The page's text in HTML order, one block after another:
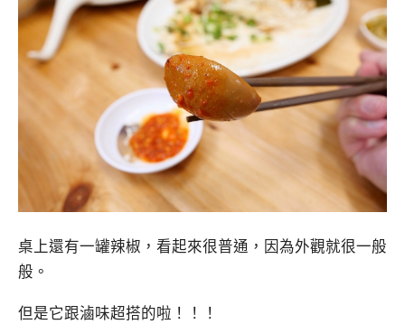
桌上還有一罐辣椒，看起來很普通，因為外觀就很一般
般。
但是它跟滷味超搭的啦！！！